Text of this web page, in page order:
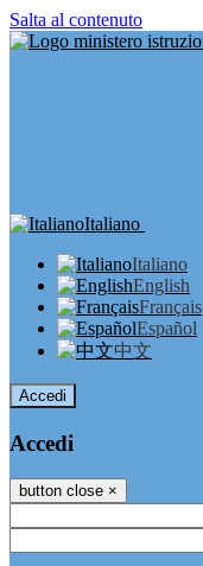
Salta al contenuto
Italiano
Italiano
English
Français
Español
中文
Accedi
Accedi
button close ×